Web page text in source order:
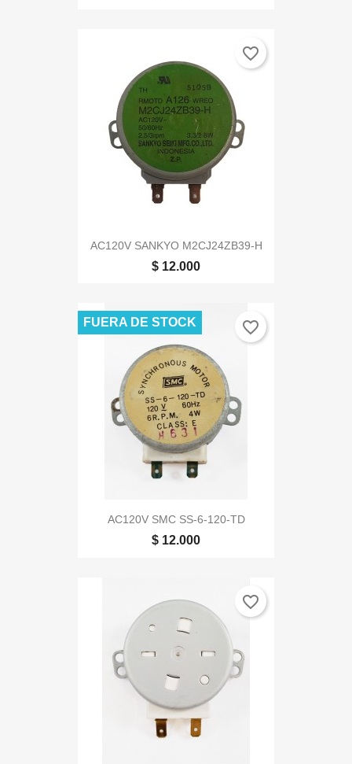
AC120V SANKYO M2CJ24ZB39-H
$ 12.000
favorite_border
AC120V SMC SS-6-120-TD
$ 12.000
FUERA DE STOCK favorite_border
favorite_border